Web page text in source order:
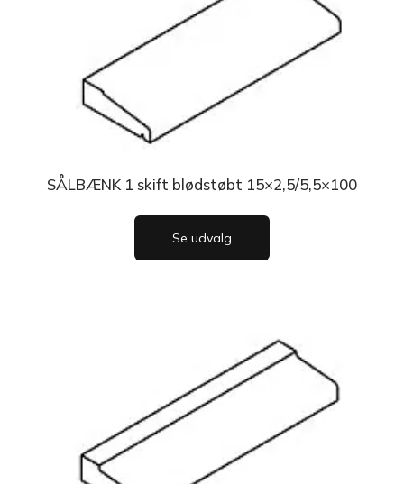
SÅLBÆNK 1 skift blødstøbt 15×2,5/5,5×100
Se udvalg